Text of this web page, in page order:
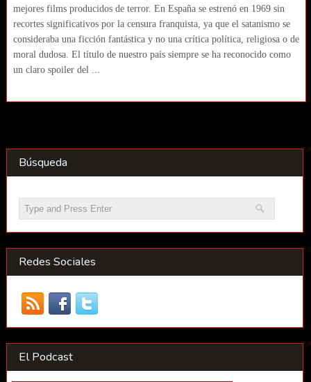
mejores films producidos de terror. En España se estrenó en 1969 sin
recortes significativos por la censura franquista, ya que el satanismo se
consideraba una ficción fantástica y no una crítica política, religiosa o de
moral dudosa. El título de nuestro país siempre se ha reconocido como
un claro spoiler del ...
Búsqueda
Redes Sociales
El Podcast